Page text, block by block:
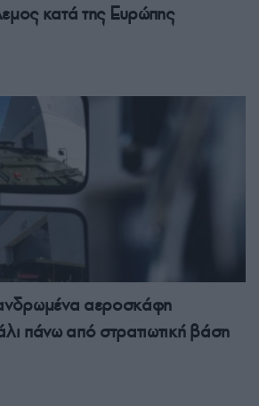
κατά της Ευρώπης
αεροσκάφη
πάνω από στρατιωτική βάση